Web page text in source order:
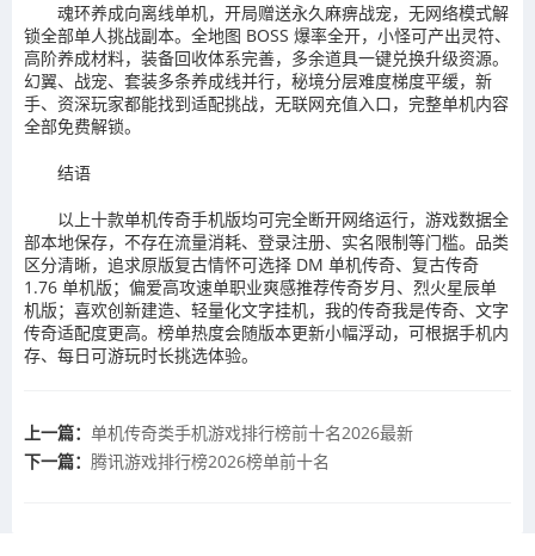
魂环养成向离线单机，开局赠送永久麻痹战宠，无网络模式解
锁全部单人挑战副本。全地图 BOSS 爆率全开，小怪可产出灵符、
高阶养成材料，装备回收体系完善，多余道具一键兑换升级资源。
幻翼、战宠、套装多条养成线并行，秘境分层难度梯度平缓，新
手、资深玩家都能找到适配挑战，无联网充值入口，完整单机内容
全部免费解锁。
结语
以上十款单机传奇手机版均可完全断开网络运行，游戏数据全
部本地保存，不存在流量消耗、登录注册、实名限制等门槛。品类
区分清晰，追求原版复古情怀可选择 DM 单机传奇、复古传奇
1.76 单机版；偏爱高攻速单职业爽感推荐传奇岁月、烈火星辰单
机版；喜欢创新建造、轻量化文字挂机，我的传奇我是传奇、文字
传奇适配度更高。榜单热度会随版本更新小幅浮动，可根据手机内
存、每日可游玩时长挑选体验。
上一篇： 单机传奇类手机游戏排行榜前十名2026最新
下一篇： 腾讯游戏排行榜2026榜单前十名